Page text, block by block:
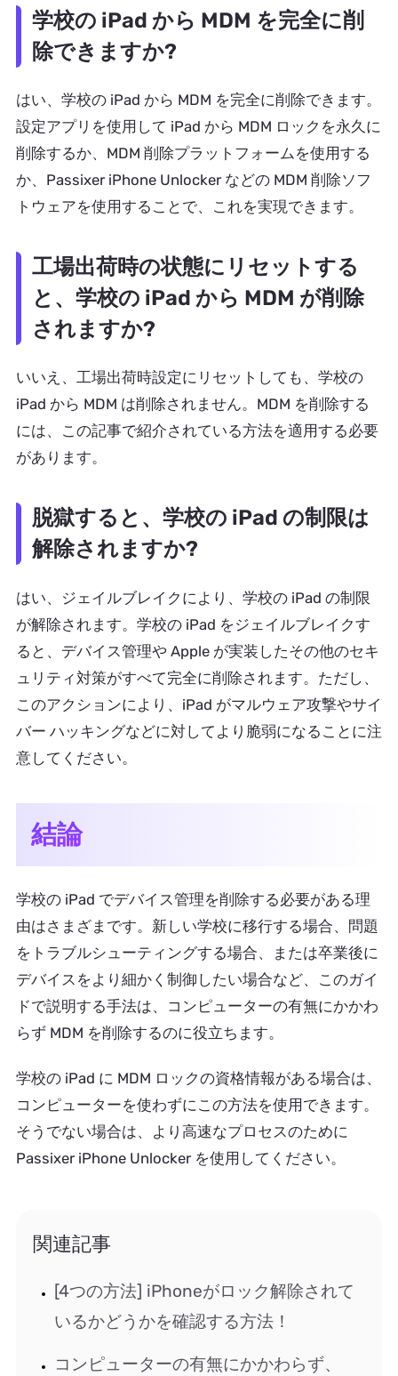
学校の iPad から MDM を完全に削
除できますか?
はい、学校の iPad から MDM を完全に削除できます。
設定アプリを使用して iPad から MDM ロックを永久に
削除するか、MDM 削除プラットフォームを使用する
か、Passixer iPhone Unlocker などの MDM 削除ソフ
トウェアを使用することで、これを実現できます。
工場出荷時の状態にリセットする
と、学校の iPad から MDM が削除
されますか?
いいえ、工場出荷時設定にリセットしても、学校の
iPad から MDM は削除されません。MDM を削除する
には、この記事で紹介されている方法を適用する必要
があります。
脱獄すると、学校の iPad の制限は
解除されますか?
はい、ジェイルブレイクにより、学校の iPad の制限
が解除されます。学校の iPad をジェイルブレイクす
ると、デバイス管理や Apple が実装したその他のセキ
ュリティ対策がすべて完全に削除されます。ただし、
このアクションにより、iPad がマルウェア攻撃やサイ
バー ハッキングなどに対してより脆弱になることに注
意してください。
結論
学校の iPad でデバイス管理を削除する必要がある理
由はさまざまです。新しい学校に移行する場合、問題
をトラブルシューティングする場合、または卒業後に
デバイスをより細かく制御したい場合など、このガイ
ドで説明する手法は、コンピューターの有無にかかわ
らず MDM を削除するのに役立ちます。
学校の iPad に MDM ロックの資格情報がある場合は、
コンピューターを使わずにこの方法を使用できます。
そうでない場合は、より高速なプロセスのために
Passixer iPhone Unlocker を使用してください。
関連記事
[4つの方法] iPhoneがロック解除されて
いるかどうかを確認する方法！
コンピューターの有無にかかわらず、